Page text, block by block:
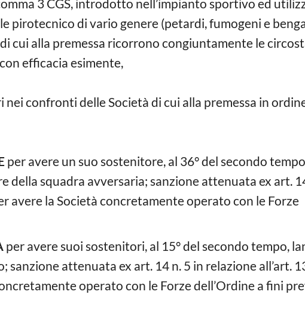
3 CGS, introdotto nell’impianto sportivo ed
pirotecnico di vario genere (petardi, fumogeni e
cui alla premessa ricorrono congiuntamente le
efficacia esimente,
confronti delle Società di cui alla premessa in
per avere un suo sostenitore, al 36° del secondo
della squadra avversaria; sanzione attenuata ex art.
avere la Società concretamente operato con le Forze
per avere suoi sostenitori, al 15° del secondo tempo,
attenuata ex art. 14 n. 5 in relazione all’art.
operato con le Forze dell’Ordine a fini